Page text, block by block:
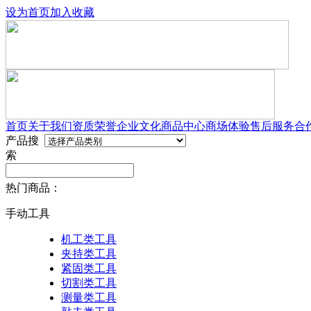
设为首页加入收藏
首页关于我们资质荣誉企业文化商品中心商场体验售后服务合
产品搜
索
热门商品：
手动工具
机工类工具
夹持类工具
紧固类工具
切割类工具
测量类工具